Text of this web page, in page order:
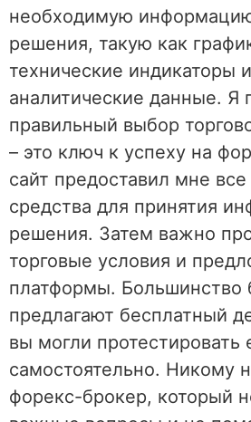
необходимую
решения, такую как
технические индикаторы
аналитические данные. Я
правильный выбор
– это ключ к успеху на
сайт предоставил мне
средства для принятия
решения. Затем важно
торговые условия и
платформы. Большинство
предлагают бесплатный
вы могли протестировать
самостоятельно. Никому
форекс-брокер, который